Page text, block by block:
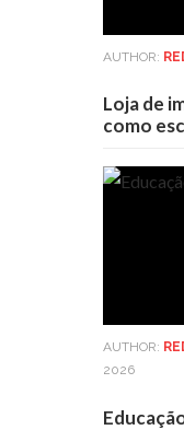
AUTHOR:
Loja de
como
AUTHOR:
2026